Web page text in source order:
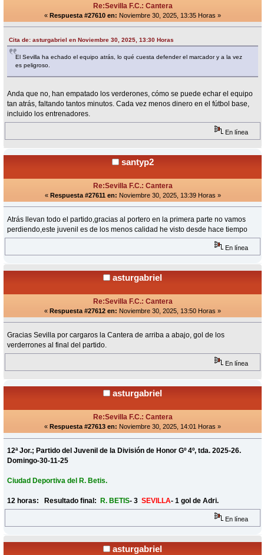
Re:Sevilla F.C.: Cantera
« Respuesta #27610 en: Noviembre 30, 2025, 13:35 Horas »
Cita de: asturgabriel en Noviembre 30, 2025, 13:30 Horas
El Sevilla ha echado el equipo atrás, lo qué cuesta defender el marcador y a la vez
es peligroso.
Anda que no, han empatado los verderones, cómo se puede echar el equipo
tan atrás, faltando tantos minutos. Cada vez menos dinero en el fútbol base,
incluido los entrenadores.
En línea
santyp2
Re:Sevilla F.C.: Cantera
« Respuesta #27611 en: Noviembre 30, 2025, 13:39 Horas »
Atrás llevan todo el partido,gracias al portero en la primera parte no vamos
perdiendo,este juvenil es de los menos calidad he visto desde hace tiempo
En línea
asturgabriel
Re:Sevilla F.C.: Cantera
« Respuesta #27612 en: Noviembre 30, 2025, 13:50 Horas »
Gracias Sevilla por cargaros la Cantera de arriba a abajo, gol de los
verderrones al final del partido.
En línea
asturgabriel
Re:Sevilla F.C.: Cantera
« Respuesta #27613 en: Noviembre 30, 2025, 14:01 Horas »
12ª Jor.; Partido del Juvenil de la División de Honor Gº 4º, tda. 2025-26.
Domingo-30-11-25
Ciudad Deportiva del R. Betis.
12 horas: Resultado final: R. BETIS- 3SEVILLA- 1 gol de Adri.
En línea
asturgabriel